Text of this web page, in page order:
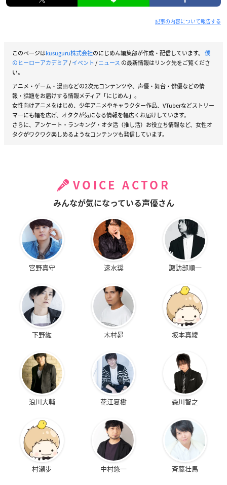
記事の内容について報告する
このページはkusuguru株式会社のにじめん編集部が作成・配信しています。 僕
のヒーローアカデミア/イベント /ニュース の最新情報はリンク先をご覧くださ
い。
アニメ・ゲーム・漫画などの2次元コンテンツや、声優・舞台・俳優などの情
報・話題をお届けする情報メディア「にじめん」。
女性向けアニメをはじめ、少年アニメやキャラクター作品、VTuberなどストリー
マーにも幅を広げ、オタクが気になる情報を幅広くお届けしています。
さらに、アンケート・ランキング・オタ活（推し活）お役立ち情報など、女性オ
タクがワクワク楽しめるようなコンテンツも発信しています。
VOICE ACTOR
みんなが気になっている声優さん
宮野真守 速水奨 諏訪部順一
下野紘 木村昴 坂本真綾
浪川大輔 花江夏樹 森川智之
村瀬歩 中村悠一 斉藤壮馬